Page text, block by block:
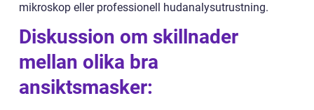
mikroskop eller professionell hudanalysutrustning.
Diskussion om skillnader
mellan olika bra
ansiktsmasker: